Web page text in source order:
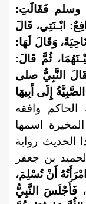
وسلم فَقَالَتِ:
ابْـنَتِي، قَالَ
وَقَالَ لَهَا:
ثُمَّ قَالَ:
النَّبِيُّ صلى
إِلَى أَبِيهَا
وافقه
اسمها
الحديث رواية
بن جعفر
أَنْ تُسْلِمَ،
فَأَجْلَسَ النَّبِيُّ